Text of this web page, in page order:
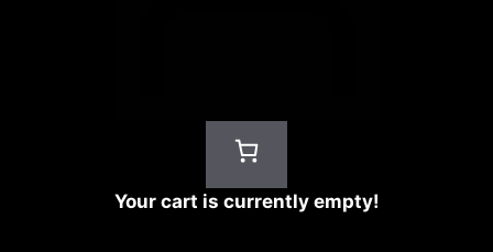
Your cart is currently empty!